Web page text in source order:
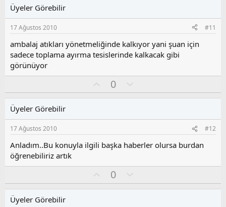
s
u
z
o
l
Üyeler Görebilir
17 Ağustos 2010 #11
ambalaj atıkları yönetmeliğinde kalkıyor yani şuan için
sadece toplama ayırma tesislerinde kalkacak gibi
görünüyor
y
0
l
s
u
z
y
a
Üyeler Görebilir
17 Ağustos 2010 #12
Anladım..Bu konuyla ilgili başka haberler olursa burdan
öğrenebiliriz artık
y
0
l
Üyeler Görebilir